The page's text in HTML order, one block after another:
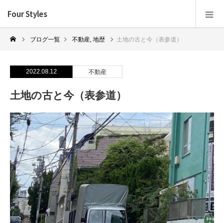
Four Styles
ブログ一覧 不動産, 地歴 土地の古と今（表参道）
2022.08.12 不動産
土地の古と今（表参道）